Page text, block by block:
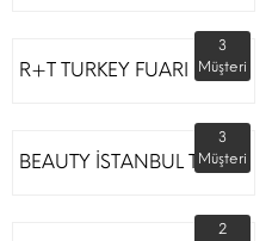
R+T TURKEY FUARI
3
Müşteri
BEAUTY İSTANBUL TÜYAP
3
Müşteri
2